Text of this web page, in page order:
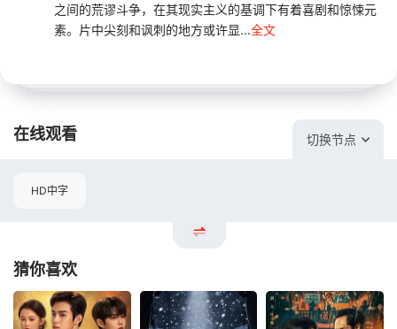
之间的荒谬斗争，在其现实主义的基调下有着喜剧和惊悚元
素。片中尖刻和讽刺的地方或许显...全文
在线观看 切换节点
HD中字
猜你喜欢